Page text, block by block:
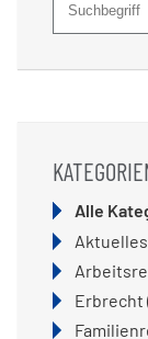
Alle
Aktuelles
Erbrecht